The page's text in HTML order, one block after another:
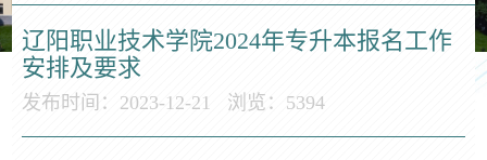
辽阳职业技术学院2024年专升本报名工作
安排及要求
发布时间：2023-12-21 浏览： 5394